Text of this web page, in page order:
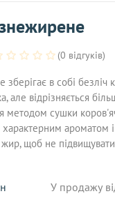
(0 відгуків)
в собі безліч
але відрізняється
методом сушки
ароматом
щоб не підвищувати
У продажу